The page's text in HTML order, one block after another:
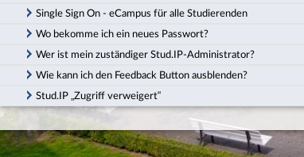
Single Sign On - eCampus für alle Studierenden
Wo bekomme ich ein neues Passwort?
Wer ist mein zuständiger Stud.IP-Administrator?
Wie kann ich den Feedback Button ausblenden?
Stud.IP „Zugriff verweigert“